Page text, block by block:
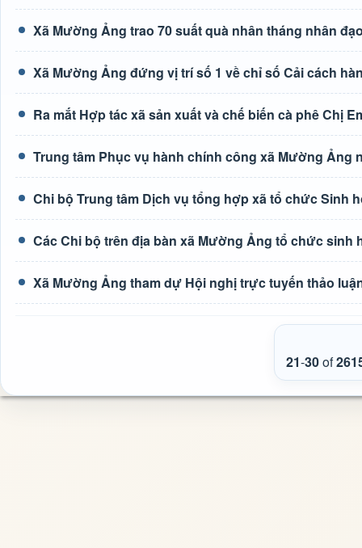
Xã Mường Ảng trao 70 suất quà nhân tháng nhân
Xã Mường Ảng đứng vị trí số 1 về chỉ số Cải cách
Ra mắt Hợp tác xã sản xuất và chế biến cà phê Chị
Trung tâm Phục vụ hành chính công xã Mường Ảng
Chi bộ Trung tâm Dịch vụ tổng hợp xã tổ chức Sinh
Các Chi bộ trên địa bàn xã Mường Ảng tổ chức sinh
Xã Mường Ảng tham dự Hội nghị trực tuyến thảo
21-30of